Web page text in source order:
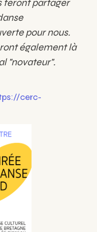
feront partager
pour nous.
également là
"novateur".
cerc-